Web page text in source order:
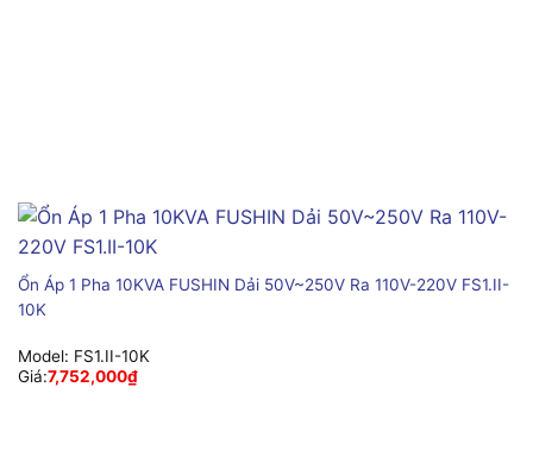
Ổn Áp 1 Pha 10KVA FUSHIN Dải 50V~250V Ra 110V-220V FS1.II-
10K
Model: FS1.II-10K
Giá:7,752,000₫